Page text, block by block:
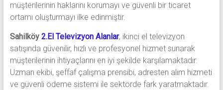
müşterilerinin haklarını korumayı ve güvenli bir ticaret
ortamı oluşturmayı ilke edinmiştir.
Sahilköy 2.El Televizyon Alanlar, ikinci el televizyon
satışında güvenilir, hızlı ve profesyonel hizmet sunarak
müşterilerinin ihtiyaçlarını en iyi şekilde karşılamaktadır.
Uzman ekibi, şeffaf çalışma prensibi, adresten alım hizmeti
ve güvenli ödeme sistemi ile sektörde fark yaratmaktadır.